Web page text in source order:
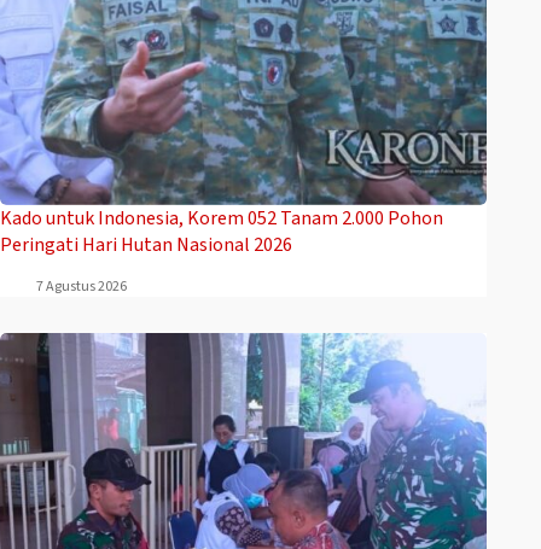
Kado untuk Indonesia, Korem 052 Tanam 2.000 Pohon
Peringati Hari Hutan Nasional 2026
7 Agustus 2026